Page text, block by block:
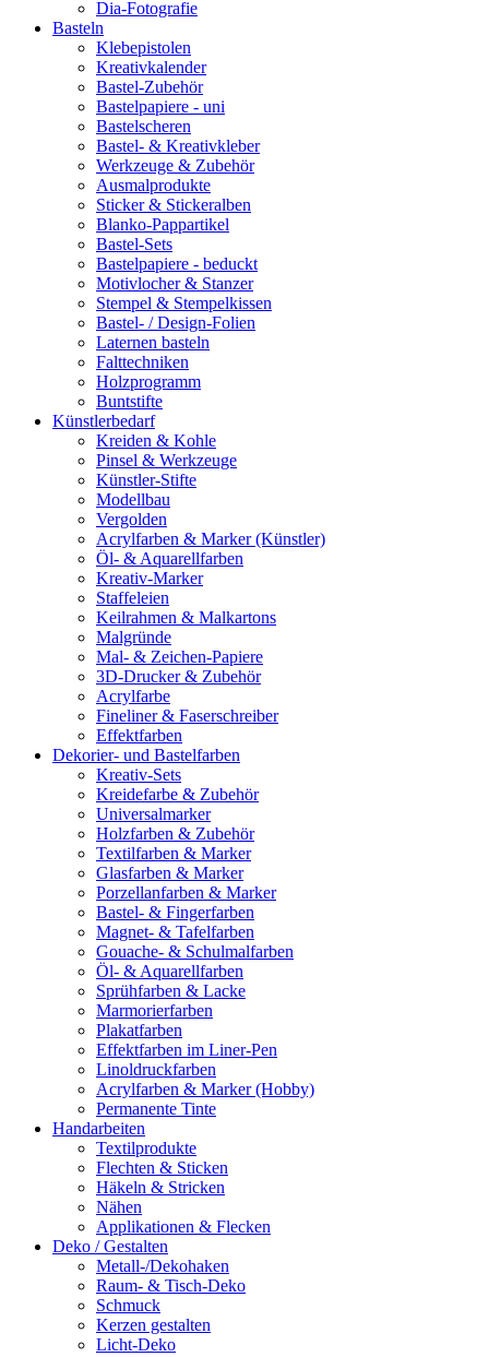
Dia-Fotografie
Basteln
Klebepistolen
Kreativkalender
Bastel-Zubehör
Bastelpapiere - uni
Bastelscheren
Bastel- & Kreativkleber
Werkzeuge & Zubehör
Ausmalprodukte
Sticker & Stickeralben
Blanko-Pappartikel
Bastel-Sets
Bastelpapiere - beduckt
Motivlocher & Stanzer
Stempel & Stempelkissen
Bastel- / Design-Folien
Laternen basteln
Falttechniken
Holzprogramm
Buntstifte
Künstlerbedarf
Kreiden & Kohle
Pinsel & Werkzeuge
Künstler-Stifte
Modellbau
Vergolden
Acrylfarben & Marker (Künstler)
Öl- & Aquarellfarben
Kreativ-Marker
Staffeleien
Keilrahmen & Malkartons
Malgründe
Mal- & Zeichen-Papiere
3D-Drucker & Zubehör
Acrylfarbe
Fineliner & Faserschreiber
Effektfarben
Dekorier- und Bastelfarben
Kreativ-Sets
Kreidefarbe & Zubehör
Universalmarker
Holzfarben & Zubehör
Textilfarben & Marker
Glasfarben & Marker
Porzellanfarben & Marker
Bastel- & Fingerfarben
Magnet- & Tafelfarben
Gouache- & Schulmalfarben
Öl- & Aquarellfarben
Sprühfarben & Lacke
Marmorierfarben
Plakatfarben
Effektfarben im Liner-Pen
Linoldruckfarben
Acrylfarben & Marker (Hobby)
Permanente Tinte
Handarbeiten
Textilprodukte
Flechten & Sticken
Häkeln & Stricken
Nähen
Applikationen & Flecken
Deko / Gestalten
Metall-/Dekohaken
Raum- & Tisch-Deko
Schmuck
Kerzen gestalten
Licht-Deko